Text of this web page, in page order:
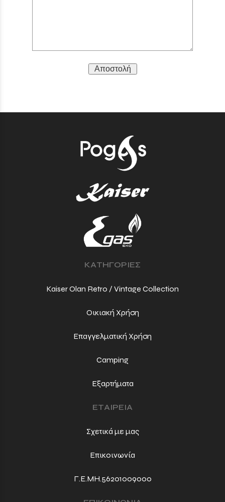
Αποστολή
ΚΑΤΗΓΟΡΙΕΣ
Kaiser Olan Retro / Vintage Collection
Οικιακή Χρήση
Επαγγελματική Χρήση
Camping
Εξαρτήματα
ΕΤΑΙΡΕΙΑ
Σχετικά με μας
Επικοινωνία
Γ.Ε.ΜΗ.56201009000